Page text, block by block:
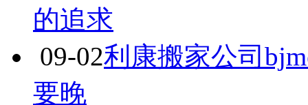
的追求
09-02利康搬家公司
要晚